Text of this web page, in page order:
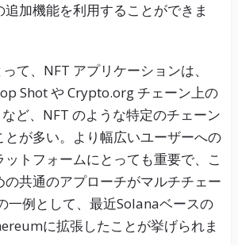
加機能を利用することができま
て、NFT アプリケーションは、
Shot や Crypto.org チェーン上の
ど、NFT のような特定のチェーン
が多い。より幅広いユーザーへの
ットフォームにとっても重要で、こ
共通のアプローチがマルチチェー
一例として、最近Solanaベースの
に拡張したことが挙げられま